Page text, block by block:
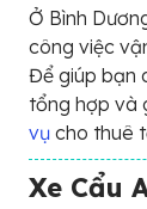
Ở Bình
công việc
Để giúp bạn
tổng hợp và
vụ cho thuê
Xe Cẩu